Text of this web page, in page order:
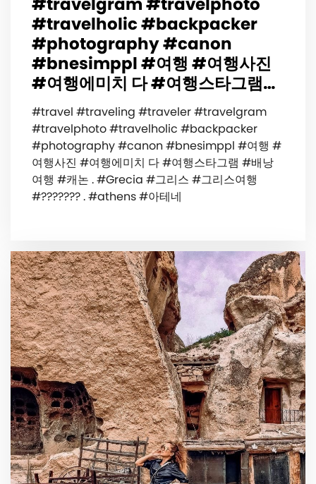
#travelholic #backpacker
#photography #canon
#bnesimppl #여행 #여행사진
#여행에미치 다 #여행스타그램…
#travel #traveling #traveler #travelgram
#travelphoto #travelholic #backpacker
#photography #canon #bnesimppl #여행 #
여행사진 #여행에미치 다 #여행스타그램 #배낭
여행 #캐논 . #Grecia #그리스 #그리스여행
#??????? . #athens #아테네